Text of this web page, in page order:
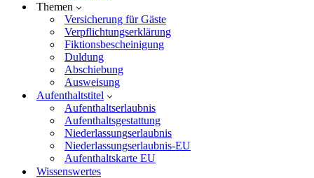
Themen
Versicherung für Gäste
Verpflichtungserklärung
Fiktionsbescheinigung
Duldung
Abschiebung
Ausweisung
Aufenthaltstitel
Aufenthaltserlaubnis
Aufenthaltsgestattung
Niederlassungserlaubnis
Niederlassungserlaubnis-EU
Aufenthaltskarte EU
Wissenswertes